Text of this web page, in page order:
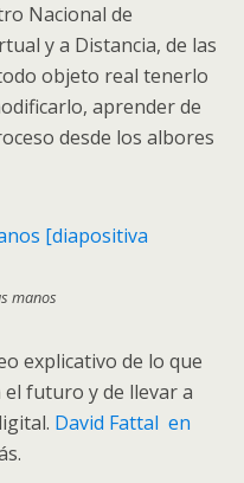
Nacional de
y a Distancia, de las
objeto real tenerlo
aprender de
desde los albores
manos
explicativo de lo que
futuro y de llevar a
David Fattal en